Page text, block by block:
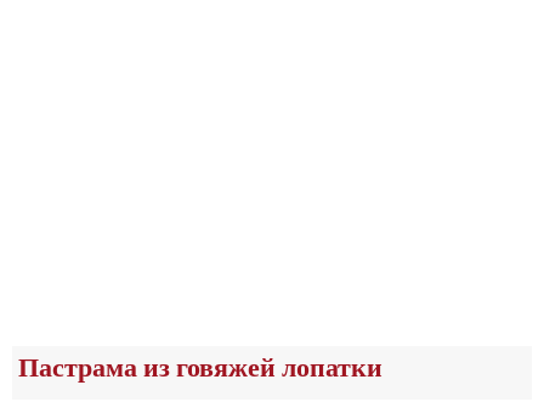
Пастрама из говяжей лопатки